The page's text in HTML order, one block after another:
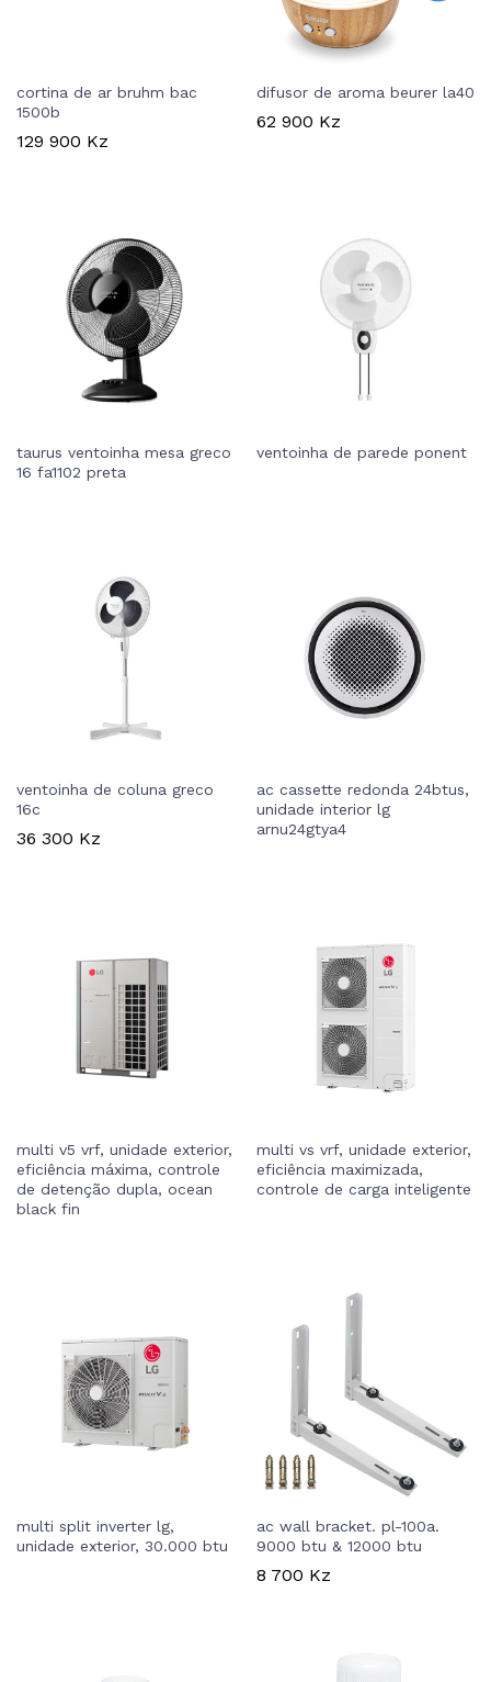
cortina de ar bruhm bac
1500b
129 900 Kz
difusor de aroma beurer la40
62 900 Kz
taurus ventoinha mesa greco
16 fa1102 preta
ventoinha de parede ponent
ventoinha de coluna greco
16c
36 300 Kz
ac cassette redonda 24btus,
unidade interior lg
arnu24gtya4
multi v5 vrf, unidade exterior,
eficiência máxima, controle
de detenção dupla, ocean
black fin
multi vs vrf, unidade exterior,
eficiência maximizada,
controle de carga inteligente
multi split inverter lg,
unidade exterior, 30.000 btu
ac wall bracket. pl-100a.
9000 btu & 12000 btu
8 700 Kz